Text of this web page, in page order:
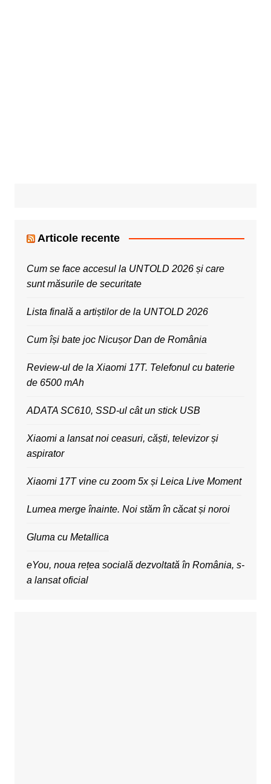
Articole recente
Cum se face accesul la UNTOLD 2026 și care
sunt măsurile de securitate
Lista finală a artiștilor de la UNTOLD 2026
Cum își bate joc Nicușor Dan de România
Review-ul de la Xiaomi 17T. Telefonul cu baterie
de 6500 mAh
ADATA SC610, SSD-ul cât un stick USB
Xiaomi a lansat noi ceasuri, căști, televizor și
aspirator
Xiaomi 17T vine cu zoom 5x și Leica Live Moment
Lumea merge înainte. Noi stăm în căcat și noroi
Gluma cu Metallica
eYou, noua rețea socială dezvoltată în România, s-
a lansat oficial